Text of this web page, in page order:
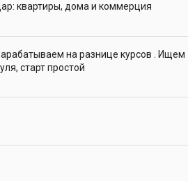
квартиры, дома и коммерция
на разнице курсов . Ищем
старт простой